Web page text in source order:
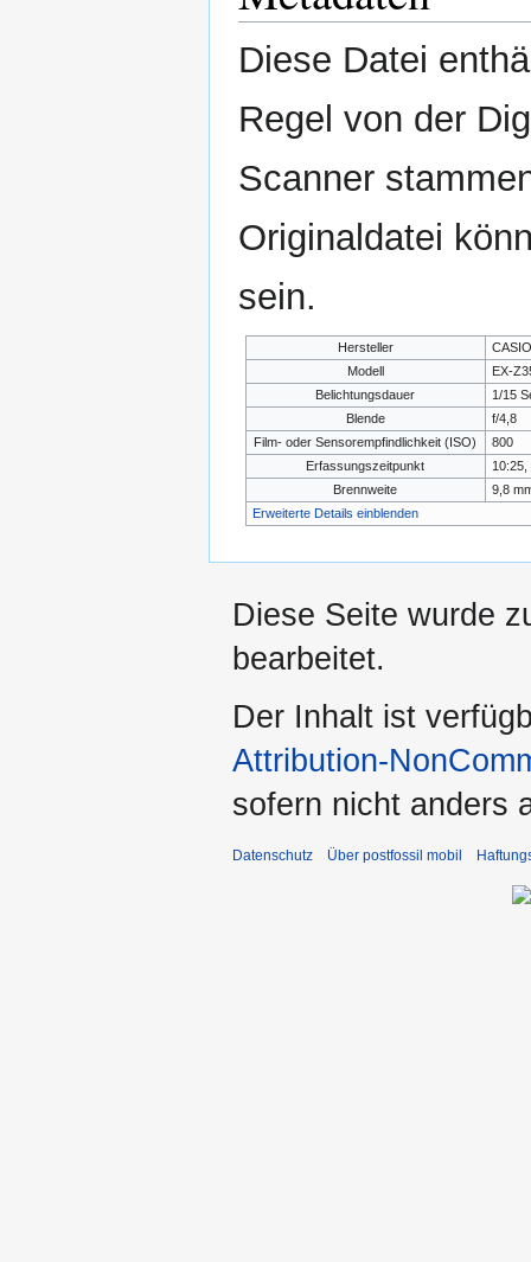
Diese Datei
Regel von der
Scanner
Originaldatei
sein.
Hersteller
Modell
EX-
Belichtungsdauer
1/15
Blende
f/4,8
Film- oder Sensorempfindlichkeit (ISO)
800
Erfassungszeitpunkt
10:25,
Brennweite
9,8
Erweiterte Details einblenden
Diese Seite wurde
bearbeitet.
Der Inhalt ist
Attribution-
sofern nicht anders
Datenschutz Über postfossil mobil